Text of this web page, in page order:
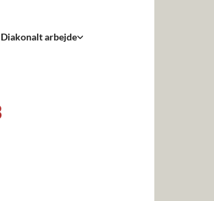
Diakonalt arbejde